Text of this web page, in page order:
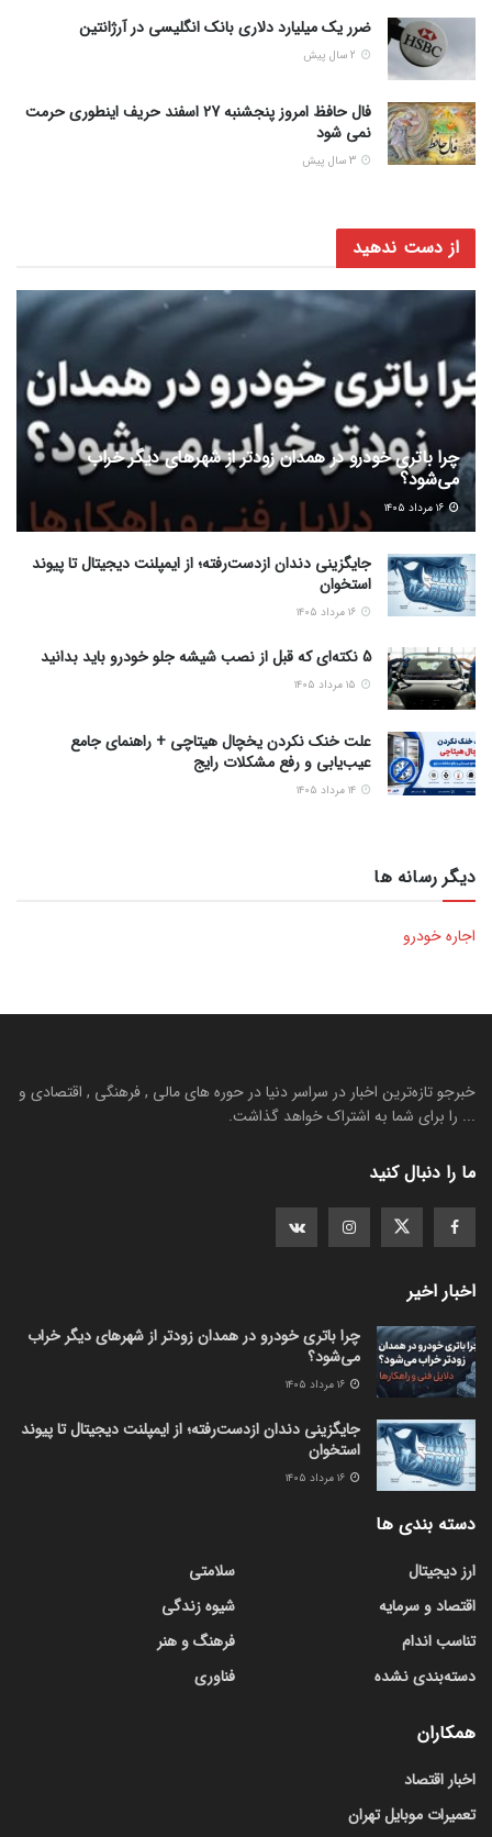
ضرر یک میلیارد دلاری بانک انگلیسی در آرژانتین
فال حافظ امروز پنجشنبه 27 اسفند حریف اینطوری حرمت
نمی شود
از دست ندهید
چرا باتری خودرو در همدان زودتر از شهرهای دیگر خراب
می‌شود؟
۱۶ مرداد ۱۴۰۵
جایگزینی دندان ازدست‌رفته؛ از ایمپلنت دیجیتال تا پیوند
استخوان
5 نکته‌ای که قبل از نصب شیشه جلو خودرو باید بدانید
علت خنک نکردن یخچال هیتاچی + راهنمای جامع
عیب‌یابی و رفع مشکلات رایج
دیگر رسانه ها
اجاره خودرو
خبرجو تازه‌ترین اخبار در سراسر دنیا در حوره های مالی , فرهنگی , اقتصادی و
... را برای شما به اشتراک خواهد گذاشت.
ما را دنبال کنید
اخبار اخیر
چرا باتری خودرو در همدان زودتر از شهرهای دیگر خراب
می‌شود؟
جایگزینی دندان ازدست‌رفته؛ از ایمپلنت دیجیتال تا پیوند
استخوان
دسته بندی ها
ارز دیجیتال
اقتصاد و سرمایه
تناسب اندام
دسته‌بندی نشده
سلامتی
شیوه زندگی
فرهنگ و هنر
فناوری
همکاران
اخبار اقتصاد
تعمیرات موبایل تهران